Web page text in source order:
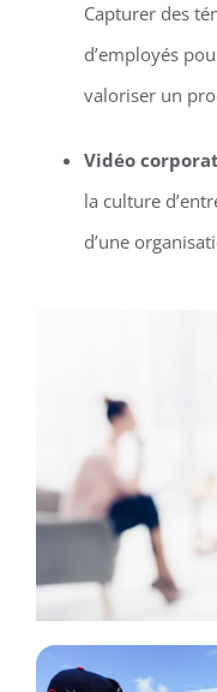
Capturer des
d’employés
valoriser un
Vidéo
la culture
d’une